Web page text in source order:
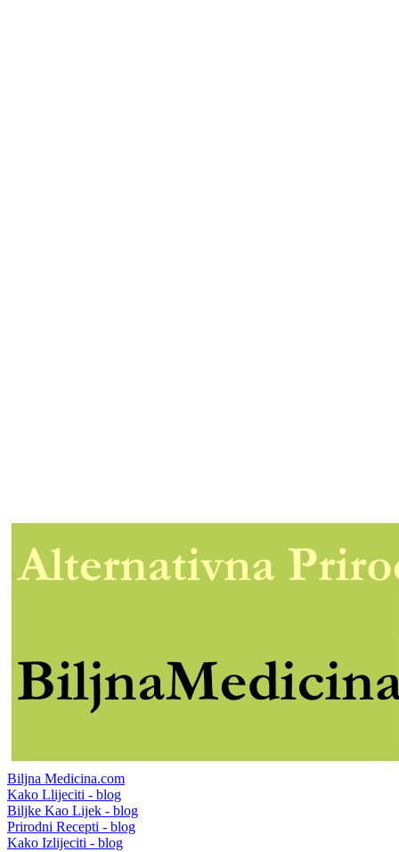
Biljna Medicina.com
Kako Llijeciti - blog
Biljke Kao Lijek - blog
Prirodni Recepti - blog
Kako Izlijeciti - blog